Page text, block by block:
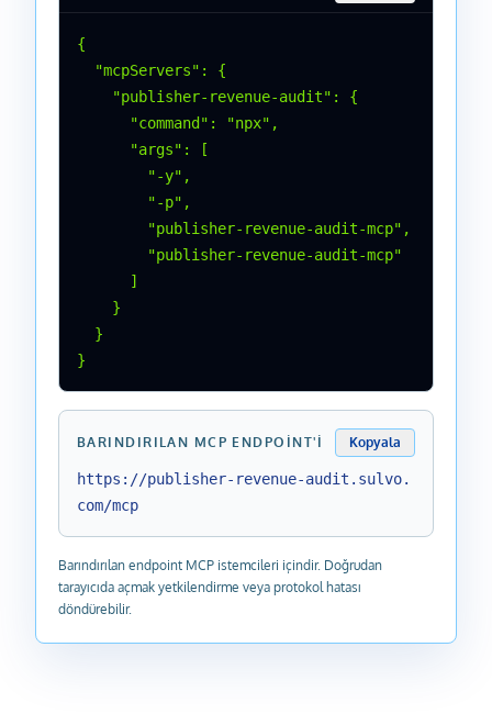
{
  "mcpServers": {
    "publisher-revenue-audit": {
      "command": "npx",
      "args": [
        "-y",
        "-p",
        "publisher-revenue-audit-mcp",
        "publisher-revenue-audit-mcp"
      ]
    }
  }
}
BARINDIRILAN MCP ENDPOINT'I Kopyala
https://publisher-revenue-audit.sulvo.
com/mcp
Barındırılan endpoint MCP istemcileri içindir. Doğrudan
tarayıcıda açmak yetkilendirme veya protokol hatası
döndürebilir.